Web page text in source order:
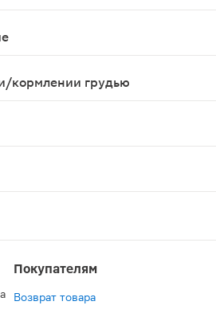
кормлении грудью
Покупателям
Возврат товара